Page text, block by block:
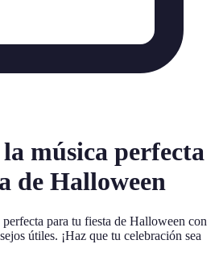
música perfecta
de Halloween
para tu fiesta de Halloween con
útiles. ¡Haz que tu celebración sea